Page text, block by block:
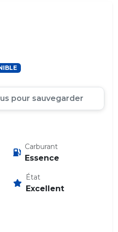
pour sauvegarder
Carburant
Essence
État
Excellent